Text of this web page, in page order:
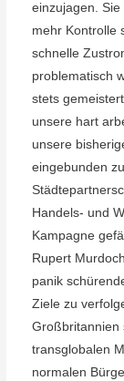
einzujagen.
mehr Kontrolle
schnelle
problematisch
stets
unsere hart
unsere
eingebunden
Handels- und
Kampagne
Rupert
panik
Ziele zu
Großbritannien
transglobalen
normalen